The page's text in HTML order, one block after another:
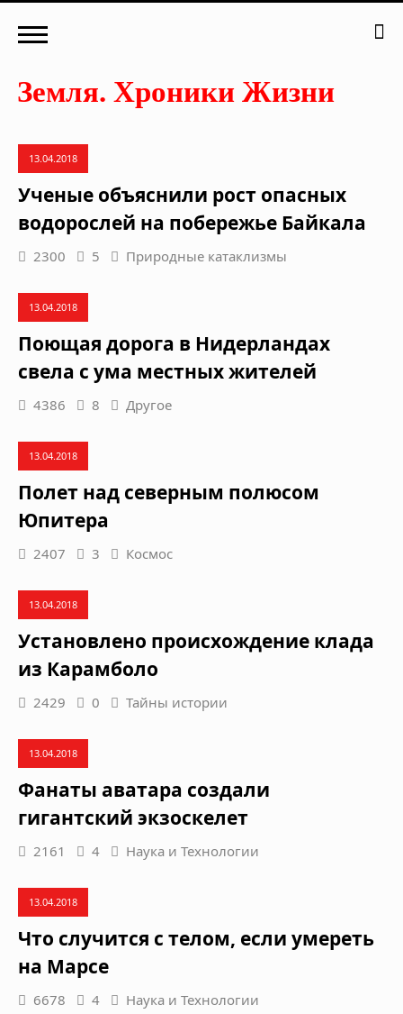
13.04.2018
Ученые объяснили рост опасных
водорослей на побережье Байкала
2300 5 Природные катаклизмы
13.04.2018
Поющая дорога в Нидерландах
свела с ума местных жителей
4386 8 Другое
13.04.2018
Полет над северным полюсом
Юпитера
2407 3 Космос
13.04.2018
Установлено происхождение клада
из Карамболо
2429 0 Тайны истории
13.04.2018
Фанаты аватара создали
гигантский экзоскелет
2161 4 Наука и Технологии
13.04.2018
Что случится с телом, если умереть
на Марсе
6678 4 Наука и Технологии